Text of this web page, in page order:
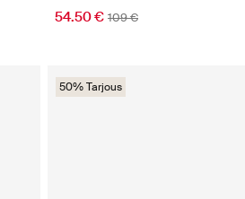
54.50 € 109 €
50% Tarjous